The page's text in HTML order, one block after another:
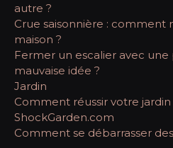
autre ?
Crue saisonnière :
maison ?
Fermer un escalier avec
mauvaise idée ?
Jardin
Comment réussir votre jardin
ShockGarden.com
Comment se débarrasser